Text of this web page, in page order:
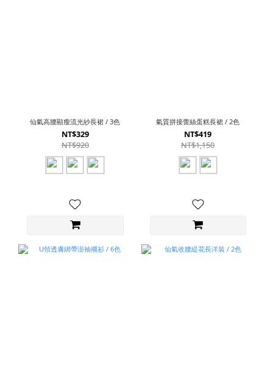
仙氣高腰顯瘦流光紗長裙 / 3色
NT$329
NT$920
氣質拼接蕾絲蛋糕長裙 / 2色
NT$419
NT$1,150